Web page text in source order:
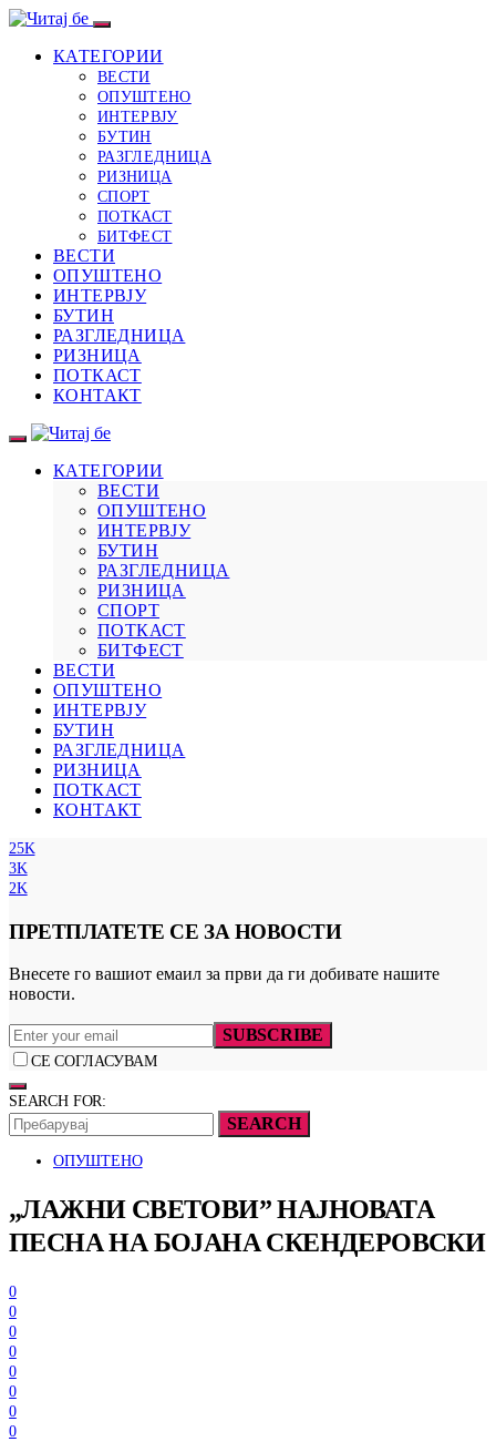
КАТЕГОРИИ
ВЕСТИ
ОПУШТЕНО
ИНТЕРВЈУ
БУТИН
РАЗГЛЕДНИЦА
РИЗНИЦА
СПОРТ
ПОТКАСТ
БИТФЕСТ
ВЕСТИ
ОПУШТЕНО
ИНТЕРВЈУ
БУТИН
РАЗГЛЕДНИЦА
РИЗНИЦА
ПОТКАСТ
КОНТАКТ
КАТЕГОРИИ
ВЕСТИ
ОПУШТЕНО
ИНТЕРВЈУ
БУТИН
РАЗГЛЕДНИЦА
РИЗНИЦА
СПОРТ
ПОТКАСТ
БИТФЕСТ
ВЕСТИ
ОПУШТЕНО
ИНТЕРВЈУ
БУТИН
РАЗГЛЕДНИЦА
РИЗНИЦА
ПОТКАСТ
КОНТАКТ
25K
3K
2K
ПРЕТПЛАТЕТЕ СЕ ЗА НОВОСТИ
Внесете го вашиот емаил за први да ги добивате нашите
новости.
SUBSCRIBE
СЕ СОГЛАСУВАМ
SEARCH FOR:
SEARCH
ОПУШТЕНО
„ЛАЖНИ СВЕТОВИ” НАЈНОВАТА
ПЕСНА НА БОЈАНА СКЕНДЕРОВСКИ
0
0
0
0
0
0
0
0